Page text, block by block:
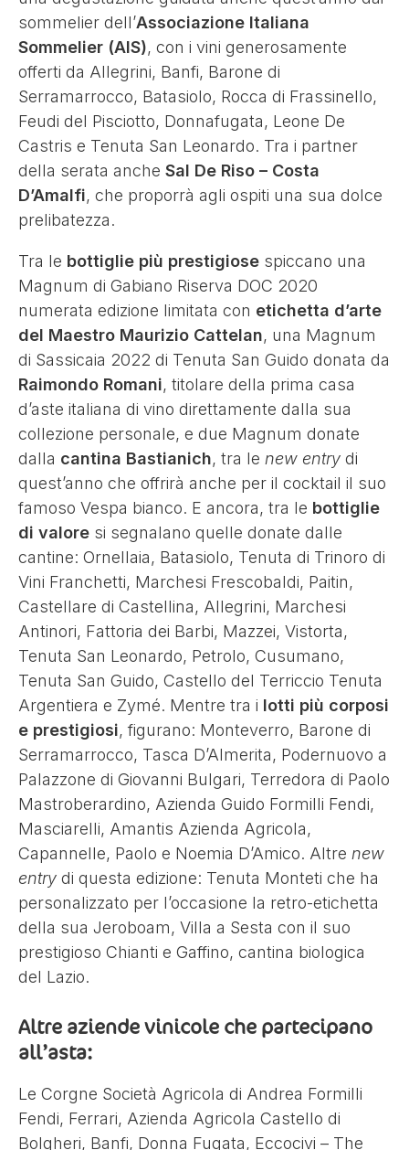
sommelier dell’Associazione Italiana
Sommelier (AIS), con i vini generosamente
offerti da Allegrini, Banfi, Barone di
Serramarrocco, Batasiolo, Rocca di Frassinello,
Feudi del Pisciotto, Donnafugata, Leone De
Castris e Tenuta San Leonardo. Tra i partner
della serata anche Sal De Riso – Costa
D’Amalfi, che proporrà agli ospiti una sua dolce
prelibatezza.
Tra le bottiglie più prestigiose spiccano una
Magnum di Gabiano Riserva DOC 2020
numerata edizione limitata con etichetta d’arte
del Maestro Maurizio Cattelan, una Magnum
di Sassicaia 2022 di Tenuta San Guido donata da
Raimondo Romani, titolare della prima casa
d’aste italiana di vino direttamente dalla sua
collezione personale, e due Magnum donate
dalla cantina Bastianich, tra le new entry di
quest’anno che offrirà anche per il cocktail il suo
famoso Vespa bianco. E ancora, tra le bottiglie
di valore si segnalano quelle donate dalle
cantine: Ornellaia, Batasiolo, Tenuta di Trinoro di
Vini Franchetti, Marchesi Frescobaldi, Paitin,
Castellare di Castellina, Allegrini, Marchesi
Antinori, Fattoria dei Barbi, Mazzei, Vistorta,
Tenuta San Leonardo, Petrolo, Cusumano,
Tenuta San Guido, Castello del Terriccio Tenuta
Argentiera e Zymé. Mentre tra i lotti più corposi
e prestigiosi, figurano: Monteverro, Barone di
Serramarrocco, Tasca D’Almerita, Podernuovo a
Palazzone di Giovanni Bulgari, Terredora di Paolo
Mastroberardino, Azienda Guido Formilli Fendi,
Masciarelli, Amantis Azienda Agricola,
Capannelle, Paolo e Noemia D’Amico. Altre new
entry di questa edizione: Tenuta Monteti che ha
personalizzato per l’occasione la retro-etichetta
della sua Jeroboam, Villa a Sesta con il suo
prestigioso Chianti e Gaffino, cantina biologica
del Lazio.
Altre aziende vinicole che partecipano
all’asta:
Le Corgne Società Agricola di Andrea Formilli
Fendi, Ferrari, Azienda Agricola Castello di
Bolgheri, Banfi, Donna Fugata, Eccocivi – The